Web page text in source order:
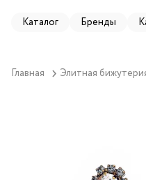
Каталог Бренды
Главная Элитная